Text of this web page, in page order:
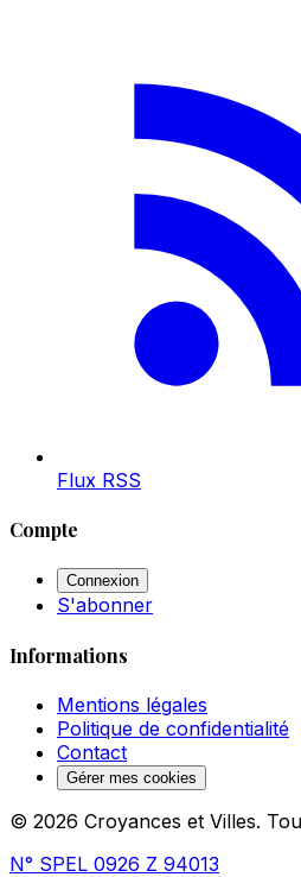
Flux RSS
Compte
Connexion
S'abonner
Informations
Mentions légales
Politique de confidentialité
Contact
Gérer mes cookies
© 2026 Croyances et Villes.
N° SPEL 0926 Z 94013